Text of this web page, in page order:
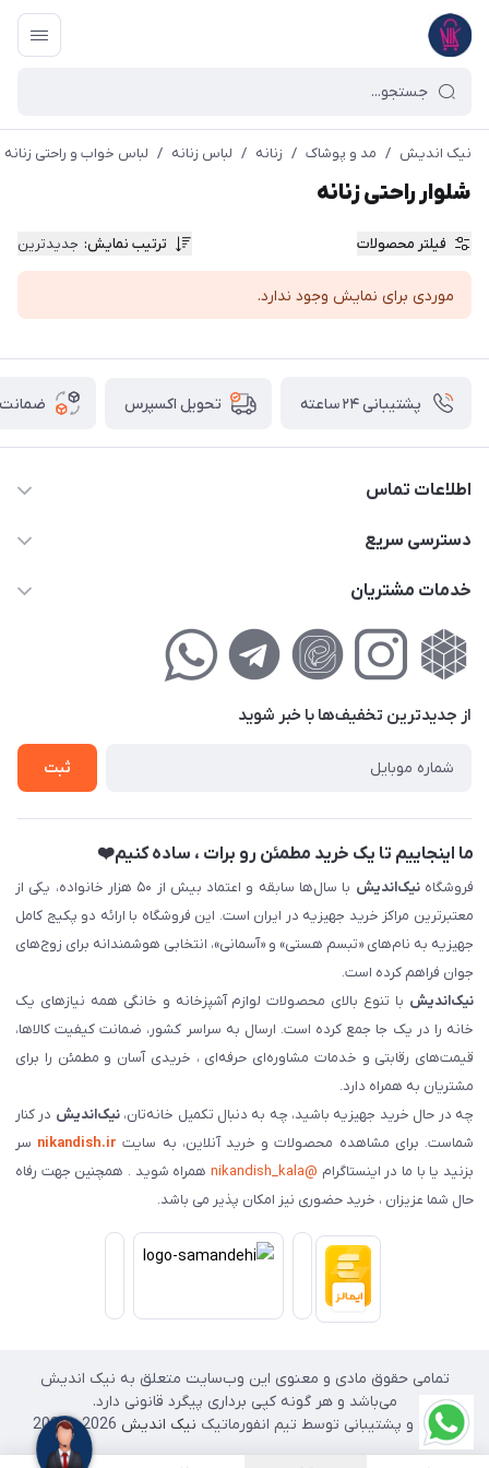
نیک اندیش / مد و پوشاک / زنانه / لباس زنانه / لباس خواب و راحتی زنانه
شلوار راحتی زنانه
فیلتر محصولات ترتیب نمایش: جدیدترین
موردی برای نمایش وجود ندارد.
پشتیبانی ۲۴ ساعته تحویل اکسپرس ضمانت
اطلاعات تماس
02177111474
کوچه گلریز 4 غربی ، پلاک 13
دسترسی سریع
حساب کاربری
لیست محصولات
خدمات مشتریان
راهنمای‌خرید‌آنلاین
حریم خصوصی
فروش‌اقساطی
از جدید‌ترین تخفیف‌ها با‌ خبر شوید
ثبت
ما اینجاییم تا یک خرید مطمئن رو برات ، ساده کنیم❤️
فروشگاهنیک‌اندیش
با سال‌ها سابقه و اعتماد بیش از ۵۰ هزار خانواده، یکی از
معتبرترین مراکز خرید جهیزیه در ایران است. این فروشگاه با ارائه دو پکیج کامل
جهیزیه به نام‌های «تبسم هستی» و «آسمانی»، انتخابی هوشمندانه برای زوج‌های
جوان فراهم کرده است.
نیک‌اندیش با تنوع بالای محصولات لوازم آشپزخانه و خانگی همه نیازهای یک
خانه را در یک جا جمع کرده است. ارسال به سراسر کشور، ضمانت کیفیت کالاها،
قیمت‌های رقابتی و خدمات مشاوره‌ای حرفه‌ای ، خریدی آسان و مطمئن را برای
مشتریان به همراه دارد.
چه در حال خرید جهیزیه باشید، چه به دنبال تکمیل خانه‌تان،نیک‌اندیش در کنار
شماست. برای مشاهده محصولات و خرید آنلاین، به سایت nikandish.ir سر
بزنید یا با ما در اینستاگرام @nikandish_kala
همراه شوید . همچنین جهت رفاه
حال شما عزیزان ، خرید حضوری نیز امکان پذیر می باشد.
تمامی حقوق مادی و معنوی این وب‌سایت متعلق به نیک اندیش
می‌باشد و هر گونه کپی برداری پیگرد قانونی دارد.
طراحی و پشتیبانی توسط تیم انفورماتیک نیک اندیش 2026 - 2025